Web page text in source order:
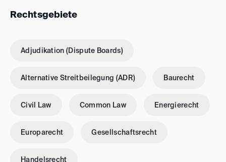
Rechtsgebiete
Adjudikation (Dispute Boards)
Alternative Streitbeilegung (ADR) Baurecht
Civil Law Common Law Energierecht
Europarecht Gesellschaftsrecht
Handelsrecht